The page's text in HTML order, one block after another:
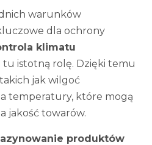
warunków
dla ochrony
klimatu
istotną rolę. Dzięki temu
jak wilgoć
temperatury, które mogą
jakość towarów.
produktów